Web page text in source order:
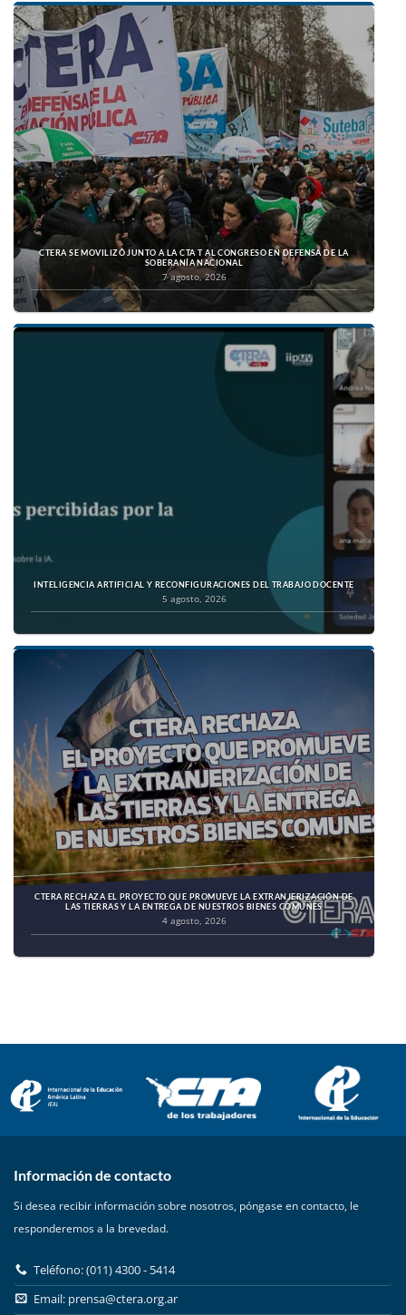
CTERA SE MOVILIZÓ JUNTO A LA CTA T AL CONGRESO EN DEFENSA DE LA
SOBERANÍA NACIONAL
7 agosto, 2026
INTELIGENCIA ARTIFICIAL Y RECONFIGURACIONES DEL TRABAJO DOCENTE
5 agosto, 2026
CTERA RECHAZA EL PROYECTO QUE PROMUEVE LA EXTRANJERIZACIÓN DE
LAS TIERRAS Y LA ENTREGA DE NUESTROS BIENES COMUNES
4 agosto, 2026
Información de contacto
Si desea recibir información sobre nosotros, póngase en contacto, le
responderemos a la brevedad.
Teléfono: (011) 4300 - 5414
Email: prensa@ctera.org.ar